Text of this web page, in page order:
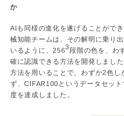
か
AIも同様の進化を遂げることがで
械知能チームは、その解明に乗り
いるように、2563段階の色を、わ
確に認識できる方法を開発しまし
方法を用いることで、わずか2色し
ず、CIFAR100というデータセッ
度を達成しました。